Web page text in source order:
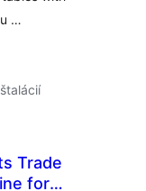
…
Trade
for